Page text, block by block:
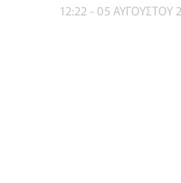
12:22 - 05 ΑΥΓΟΥΣΤΟΥ